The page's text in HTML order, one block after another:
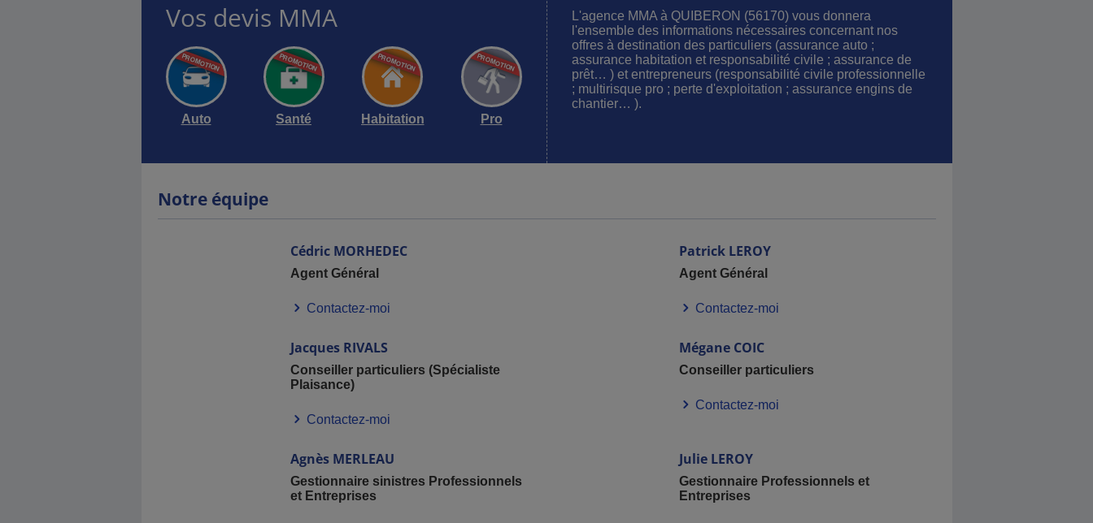
Vos devis MMA
Auto Santé Habitation Pro
L'agence MMA à QUIBERON (56170) vous donnera
l'ensemble des informations nécessaires concernant nos
offres à destination des particuliers (assurance auto ;
assurance habitation et responsabilité civile ; assurance de
prêt… ) et entrepreneurs (responsabilité civile professionnelle
; multirisque pro ; perte d'exploitation ; assurance engins de
chantier… ).
Notre équipe
Cédric MORHEDEC
Agent Général
Contactez-moi
Patrick LEROY
Agent Général
Contactez-moi
Jacques RIVALS
Conseiller particuliers (Spécialiste
Plaisance)
Contactez-moi
Mégane COIC
Conseiller particuliers
Contactez-moi
Agnès MERLEAU
Gestionnaire sinistres Professionnels
et Entreprises
Julie LEROY
Gestionnaire Professionnels et
Entreprises